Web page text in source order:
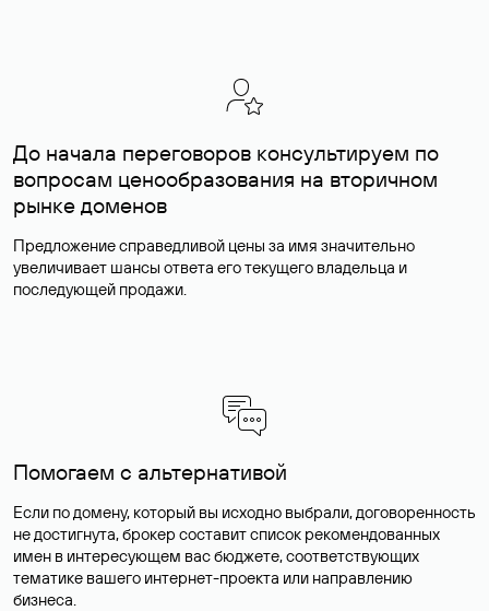
До начала переговоров консультируем по
вопросам ценообразования на вторичном
рынке доменов
Предложение справедливой цены за имя значительно
увеличивает шансы ответа его текущего владельца и
последующей продажи.
Помогаем с альтернативой
Если по домену, который вы исходно выбрали, договоренность
не достигнута, брокер составит список рекомендованных
имен в интересующем вас бюджете, соответствующих
тематике вашего интернет-проекта или направлению
бизнеса.